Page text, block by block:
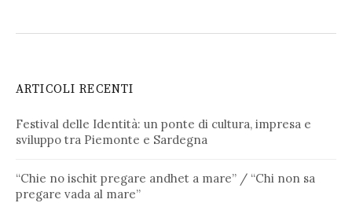
ARTICOLI RECENTI
Festival delle Identità: un ponte di cultura, impresa e
sviluppo tra Piemonte e Sardegna
“Chie no ischit pregare andhet a mare” / “Chi non sa
pregare vada al mare”